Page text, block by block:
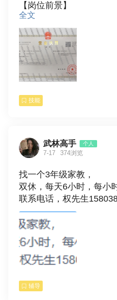
【岗位前景】
CRC临床协调员，医药
场人才缺口持续扩大，工
公，发展路径稳定，持证
【报名条件】
3. 年龄：20-25周岁，能
浙沪地区
【培训内容】
• 临床试验法规&全流程系
• 多类型临床试验案例实
• 5年以上行业导师一对一
• 三甲医院院内见习机会
• 统一报考中国药科大学
【薪资福利】
培训考核通过后推荐就
00元/月，入职缴纳五险一
全文
技能
武林高手 个人
7-17 374浏览
找一个3年级家教，
双休，每天6小时，每小
联系电话，权先生
辅导